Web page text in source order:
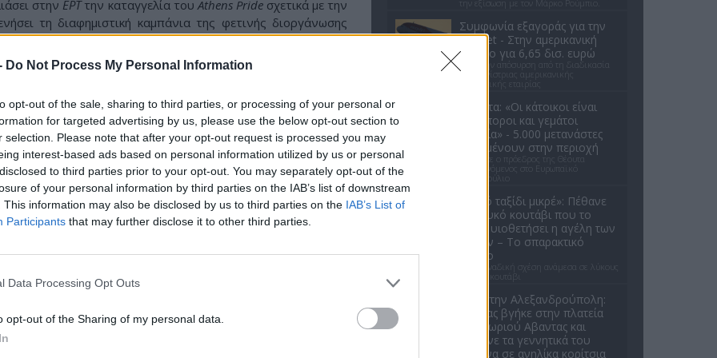
Do Not Process My Personal Information
opt-out of the sale, sharing to third parties, or processing of your personal or
for targeted advertising by us, please use the below opt-out section to
selection. Please note that after your opt-out request is processed you may
interest-based ads based on personal information utilized by us or personal
to third parties prior to your opt-out. You may separately opt-out of the
of your personal information by third parties on the IAB’s list of downstream
This information may also be disclosed by us to third parties on the IAB’s List of
Participants that may further disclose it to other third parties.
Data Processing Opt Outs
opt-out of the Sharing of my personal data.
στην ΕΡΤτην καταγγελία του Athens Prideσχετικά με την
τη διαφημιστική καμπάνια της φετινής διοργάνωσης
Αθήνας. Η απάντησή του, ωστόσο, ήταν μάλλον ερώτηση.
του, η δημοσιογράφοςΚατερίνα Δούκα
ότι η ΣΤΑΣΥ δεν στήριξε φέτος το Pride, όπως είχε
Έχετε κάποιο σχόλιο;». Ο Κυρανάκης αντέτεινε αμέσως:
να το κάνει;».
αφίσες στο Μετρό;»
ότι η ΣΤΑΣΥ το έκανε κανονικά τις προηγούμενες
επέμεινε στο ίδιο σκεπτικό: «Είναι κάτι υποχρεωτικό;
και να επιβάλλεται ένα πρότυπο, ας πούμε, ενός
είναι υποχρεωτικό;».
Ο Κυρανάκης απάντησε πως δεν γνωρίζει,
το οποίο το κρίνει η ΣΤΑΣΥ. Αλλά για ποιο λόγο είναι
καλά να μπουν αφίσες στο Μετρό της Αθήνας; Εμένα με
πως για κάποιο κοινωνικό event να κατηγορούμε την
την εξίσωση με τον Μάρκο Ρούμπιο.
Συμφωνία εξαγοράς για την
EasyJet - Στην αμερικανική
Appolo για 6,65 δισ. ευρώ
Μετά την απόσυρση από τη διαδικασία
ανταγωνίστριας αμερικανικής
επενδυτικής εταιρίας
Θέουτα: «Οι κάτοικοι είναι
ανήμποροι και γεμάτοι
αγωνία» - 5.000 μετανάστες
παραμένουν στην περιοχή
Όσα είπε ο πρόεδρος της Θέουτα
απευθυνόμενος στο Ευρωπαϊκό
«Καλό ταξίδι μικρέ»: Πέθανε
το λευκό κουτάβι που το
είχαν υιοθετήσει η αγέλη των
λύκων – Το σπαρακτικό
βίντεο
Μια μοναδική σχέση ανάμεσα σε λύκους
και ένα κουτάβι
Σοκ στην Αλεξανδρούπολη:
Ανδρας βγήκε στην πλατεία
του χωριού Αβαντας και
έδειχνε τα γεννητικά του
όργανα σε ανηλίκα κορίτσια